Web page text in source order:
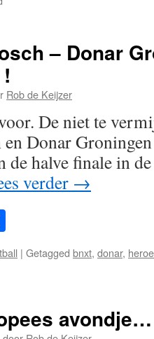
2024
– Donar
Rob de Keijzer
De niet te
Donar
de halve finale in
verder →
| Getagged bnxt, donar,
avondje…